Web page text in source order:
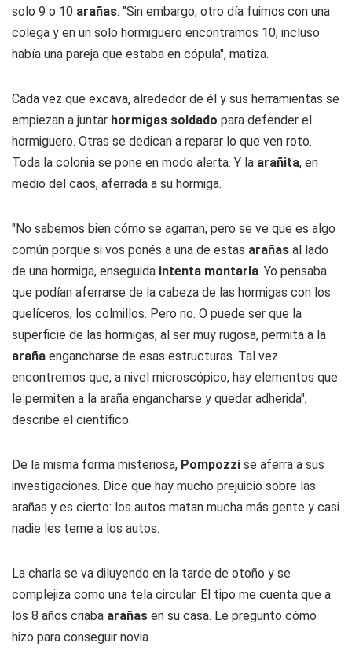
solo 9 o 10 arañas. "Sin embargo, otro día fuimos con una
colega y en un solo hormiguero encontramos 10; incluso
había una pareja que estaba en cópula", matiza.
Cada vez que excava, alrededor de él y sus herramientas se
empiezan a juntar hormigas soldado para defender el
hormiguero. Otras se dedican a reparar lo que ven roto.
Toda la colonia se pone en modo alerta. Y la arañita, en
medio del caos, aferrada a su hormiga.
"No sabemos bien cómo se agarran, pero se ve que es algo
común porque si vos ponés a una de estas arañas al lado
de una hormiga, enseguida intenta montarla. Yo pensaba
que podían aferrarse de la cabeza de las hormigas con los
quelíceros, los colmillos. Pero no. O puede ser que la
superficie de las hormigas, al ser muy rugosa, permita a la
araña engancharse de esas estructuras. Tal vez
encontremos que, a nivel microscópico, hay elementos que
le permiten a la araña engancharse y quedar adherida",
describe el científico.
De la misma forma misteriosa, Pompozzi se aferra a sus
investigaciones. Dice que hay mucho prejuicio sobre las
arañas y es cierto: los autos matan mucha más gente y casi
nadie les teme a los autos.
La charla se va diluyendo en la tarde de otoño y se
complejiza como una tela circular. El tipo me cuenta que a
los 8 años criaba arañas en su casa. Le pregunto cómo
hizo para conseguir novia.